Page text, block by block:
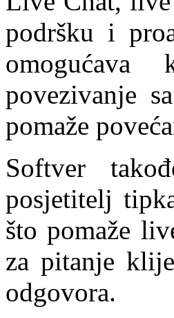
podršku i
omogućava
povezivanje
pomaže
Softver
posjetitelj
što pomaže
za pitanje
odgovora.